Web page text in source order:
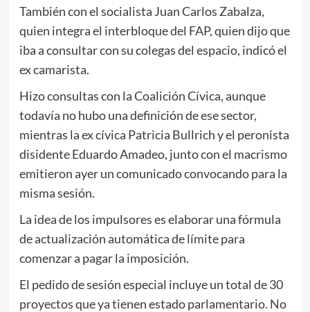
También con el socialista Juan Carlos Zabalza,
quien integra el interbloque del FAP, quien dijo que
iba a consultar con su colegas del espacio, indicó el
ex camarista.
Hizo consultas con la Coalición Cívica, aunque
todavía no hubo una definición de ese sector,
mientras la ex cívica Patricia Bullrich y el peronista
disidente Eduardo Amadeo, junto con el macrismo
emitieron ayer un comunicado convocando para la
misma sesión.
La idea de los impulsores es elaborar una fórmula
de actualización automática de límite para
comenzar a pagar la imposición.
El pedido de sesión especial incluye un total de 30
proyectos que ya tienen estado parlamentario. No